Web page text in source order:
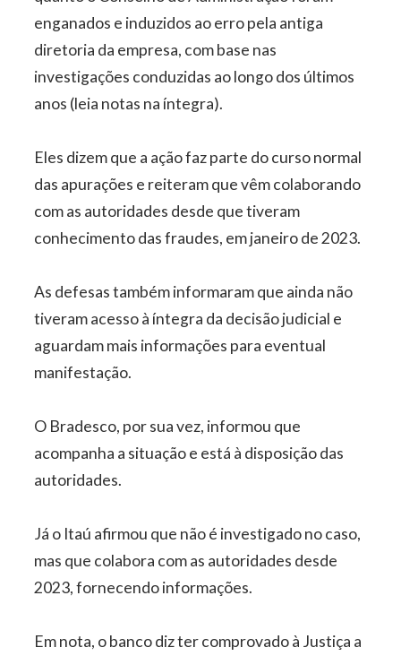
enganados e induzidos ao erro pela antiga
diretoria da empresa, com base nas
investigações conduzidas ao longo dos últimos
anos (leia notas na íntegra).
Eles dizem que a ação faz parte do curso normal
das apurações e reiteram que vêm colaborando
com as autoridades desde que tiveram
conhecimento das fraudes, em janeiro de 2023.
As defesas também informaram que ainda não
tiveram acesso à íntegra da decisão judicial e
aguardam mais informações para eventual
manifestação.
O Bradesco, por sua vez, informou que
acompanha a situação e está à disposição das
autoridades.
Já o Itaú afirmou que não é investigado no caso,
mas que colabora com as autoridades desde
2023, fornecendo informações.
Em nota, o banco diz ter comprovado à Justiça a